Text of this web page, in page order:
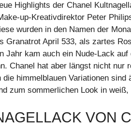
Highlights der Chanel
up-Kreativdirektor Peter
wurden in den Namen der
Granatrot April 533, als zartes
Jahr kam auch ein Nude-Lack
Chanel hat aber längst nicht nur
die himmelblauen Variationen
zum sommerlichen Look in
VON